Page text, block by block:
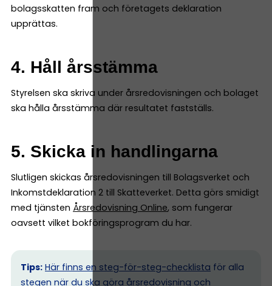
bolagsskatten fram och företagets deklaration
upprättas.
4. Håll årsstämma
Styrelsen ska skriva under årsredovisningen och bolaget
ska hålla årsstämma där resultatet fastställs.
5. Skicka in handlingarna
Slutligen skickas årsredovisningen till Bolagsverket och
Inkomstdeklaration 2 till Skatteverket. Detta görs smidigt
med tjänsten Årsredovisning Online, som fungerar
oavsett vilket bokföringsprogram du har.
Tips: Här finns en steg-för-steg-checklista för alla
stegen när du ska göra årsredovisning och